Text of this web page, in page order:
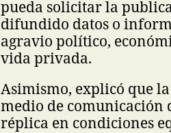
pueda solicitar la
difundido datos o
agravio político,
vida privada.
Asimismo, explicó que
medio de
réplica en condiciones